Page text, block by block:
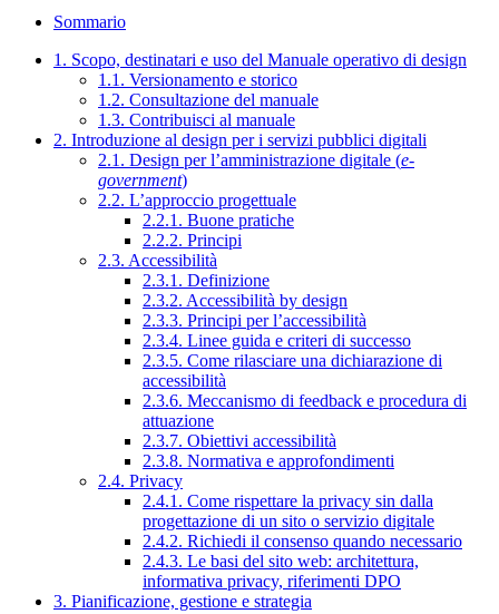
Sommario
1. Scopo, destinatari e uso del Manuale operativo di design
1.1. Versionamento e storico
1.2. Consultazione del manuale
1.3. Contribuisci al manuale
2. Introduzione al design per i servizi pubblici digitali
2.1. Design per l’amministrazione digitale (e-
government)
2.2. L’approccio progettuale
2.2.1. Buone pratiche
2.2.2. Principi
2.3. Accessibilità
2.3.1. Definizione
2.3.2. Accessibilità by design
2.3.3. Principi per l’accessibilità
2.3.4. Linee guida e criteri di successo
2.3.5. Come rilasciare una dichiarazione di
accessibilità
2.3.6. Meccanismo di feedback e procedura di
attuazione
2.3.7. Obiettivi accessibilità
2.3.8. Normativa e approfondimenti
2.4. Privacy
2.4.1. Come rispettare la privacy sin dalla
progettazione di un sito o servizio digitale
2.4.2. Richiedi il consenso quando necessario
2.4.3. Le basi del sito web: architettura,
informativa privacy, riferimenti DPO
3. Pianificazione, gestione e strategia